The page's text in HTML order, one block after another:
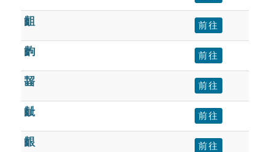
齟 前往
齣 前往
齧 前往
齜 前往
齦 前往